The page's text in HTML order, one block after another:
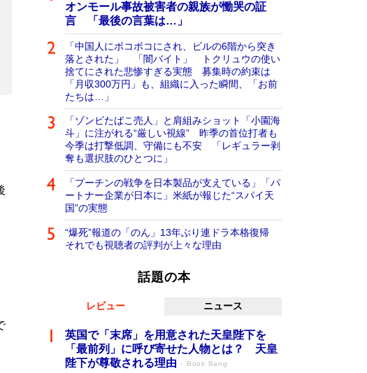
オンモール事故被害者の親族が慟哭の証
言 「最後の言葉は…」
「中国人にボコボコにされ、ビルの6階から突き
落とされた」 「闇バイト」 トクリュウの使い
捨てにされた悲惨すぎる実態 募集時の約束は
「月収300万円」も、組織に入った瞬間、「お前
たちは…」
「ゾンビたばこ売人」と肩組みショット「小園海
斗」に注がれる“厳しい視線” 昨季の首位打者も
今季は打撃低調、守備にも不安 「レギュラー剥
奪も選択肢のひとつに」
「プーチンの戦争を日本製品が支えている」「パ
ートナー企業が日本に」米紙が報じた“スパイ天
国”の実態
“爆死”報道の「のん」13年ぶり連ドラ本格復帰
それでも視聴者の評判が上々な理由
話題の本
レビュー ニュース
英国で「末席」を用意された天皇陛下を
「最前列」に呼び寄せた人物とは？ 天皇
陛下が尊敬される理由
Book Bang